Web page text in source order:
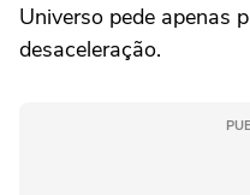
Universo pede apenas
desaceleração.